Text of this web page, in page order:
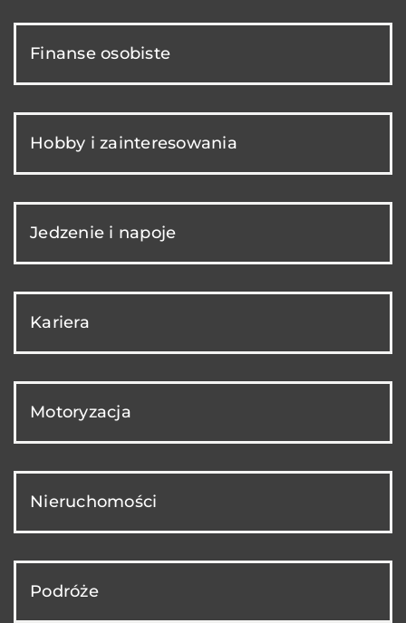
Finanse osobiste
Hobby i zainteresowania
Jedzenie i napoje
Kariera
Motoryzacja
Nieruchomości
Podróże